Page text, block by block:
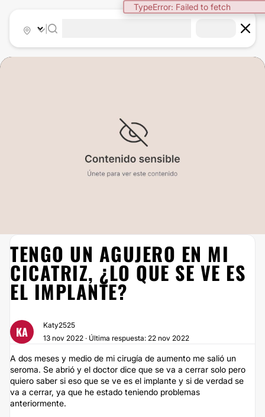
TypeError: Failed to fetch
AUMENTO DE BUSTO
TENGO UN AGUJERO EN MI
CICATRIZ, ¿LO QUE SE VE ES
EL IMPLANTE?
KA
Katy2525
13 nov 2022 · Última respuesta: 22 nov 2022
A dos meses y medio de mi cirugía de aumento me salió un
seroma. Se abrió y el doctor dice que se va a cerrar solo pero
quiero saber si eso que se ve es el implante y si de verdad se
va a cerrar, ya que he estado teniendo problemas
anteriormente.